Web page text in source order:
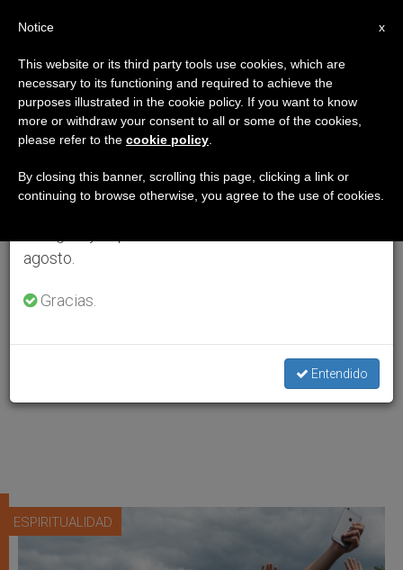
ESPIRITUALIDAD
×
Aviso importante
Del 27 de julio al 7 de agosto haremos la pausa
anual, aprovechando que en el periodo de verano
se generan menos informaciones y también el
agosto.
Gracias.
Entendido
x
Notice
This website or its third party tools use cookies, which are
necessary to its functioning and required to achieve the
purposes illustrated in the cookie policy. If you want to know
more or withdraw your consent to all or some of the cookies,
please refer to the cookie policy
By closing this banner, scrolling this page, clicking a link or
continuing to browse otherwise, you agree to the use of cookies.